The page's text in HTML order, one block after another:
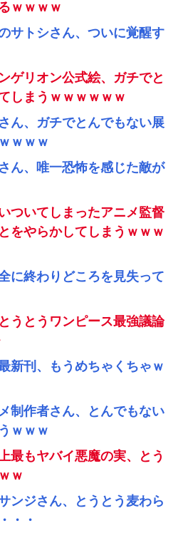
ｗｗｗｗ
サトシさん、ついに覚醒す
ゲリオン公式絵、ガチでと
しまうｗｗｗｗｗｗ
ん、ガチでとんでもない展
ｗｗｗ
ん、唯一恐怖を感じた敵が
ついてしまったアニメ監督
をやらかしてしまうｗｗｗ
に終わりどころを見失って
うとうワンピース最強議論
新刊、もうめちゃくちゃｗ
制作者さん、とんでもない
ｗｗｗ
最もヤバイ悪魔の実、とう
ｗ
ンジさん、とうとう麦わら
・・